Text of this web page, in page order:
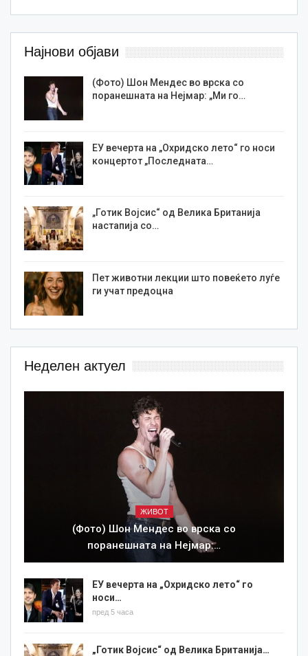
Најнови објави
(Фото) Шон Мендес во врска со
поранешната на Нејмар: „Ми го…
ЕУ вечерта на „Охридско лето“ го носи
концертот „Последната…
„Готик Војсис“ од Велика Британија
настапија со…
Пет животни лекции што повеќето луѓе
ги учат предоцна
Неделен актуел
ЖИВОТ
(Фото) Шон Мендес во врска со
поранешната на Нејмар:…
ЕУ вечерта на „Охридско лето“ го
носи…
пред 5 часа
„Готик Војсис“ од Велика Британија…